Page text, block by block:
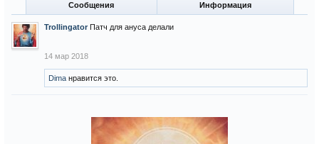
Сообщения Информация
Trollingator Патч для ануса делали
14 мар 2018
Dima нравится это.